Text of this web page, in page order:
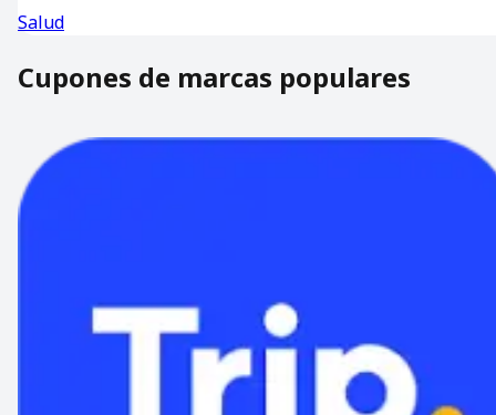
Salud
Cupones de marcas populares